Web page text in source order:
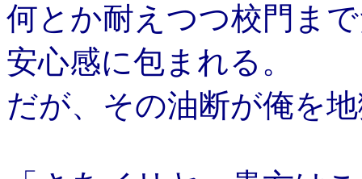
何とか耐えつつ校門ま
安心感に包まれる。
だが、その油断が俺を